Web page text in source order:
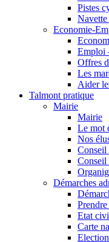
Pistes
Economie-
Emploi
Offres
Les
Aider
Talmont pratique
Mairie
Mairie
Le mot
Nos
Conseil
Conseil
Démarches
Etat
Carte